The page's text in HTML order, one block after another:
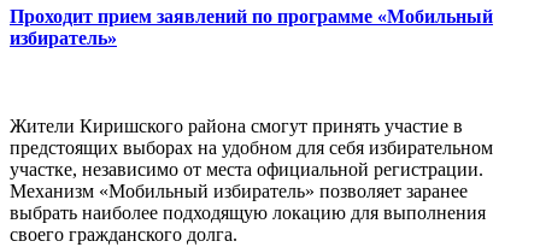
Проходит прием заявлений по программе «Мобильный
избиратель»
Жители Киришского района смогут принять участие в
предстоящих выборах на удобном для себя избирательном
участке, независимо от места официальной регистрации.
Механизм «Мобильный избиратель» позволяет заранее
выбрать наиболее подходящую локацию для выполнения
своего гражданского долга.